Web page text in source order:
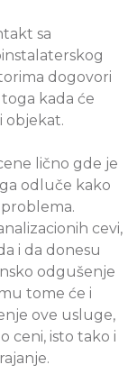
sa
dogovori
kada će
objekat.
lično gde je
odluče kako
cevi,
i da donesu
odgušenje
tome će i
ove usluge,
ceni, isto tako i